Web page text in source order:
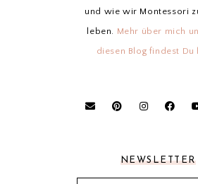
und wie wir Montessori
leben. Mehr über mich
diesen Blog findest Du
NEWSLETTER